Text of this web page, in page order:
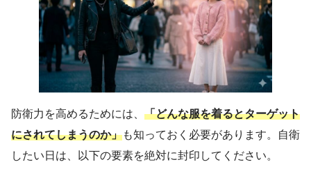
防衛力を高めるためには、 「どんな服を着るとターゲット
にされてしまうのか」も知っておく必要があります。自衛
したい日は、以下の要素を絶対に封印してください。